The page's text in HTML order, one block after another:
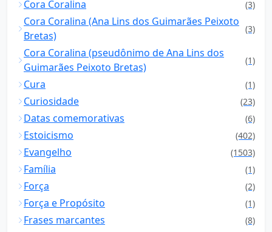
Cora Coralina (3)
Cora Coralina (Ana Lins dos Guimarães Peixoto
Bretas)
(3)
Cora Coralina (pseudônimo de Ana Lins dos
Guimarães Peixoto Bretas)
(1)
Cura (1)
Curiosidade (23)
Datas comemorativas (6)
Estoicismo (402)
Evangelho (1503)
Família (1)
Força (2)
Força e Propósito (1)
Frases marcantes (8)